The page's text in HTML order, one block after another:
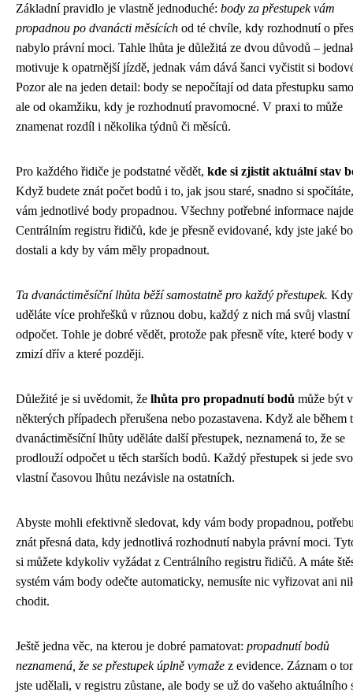
Základní pravidlo je vlastně jednoduché: body za přestupek vám
propadnou po dvanácti měsících od té chvíle, kdy rozhodnutí o
nabylo právní moci. Tahle lhůta je důležitá ze dvou důvodů –
motivuje k opatrnější jízdě, jednak vám dává šanci vyčistit si
Pozor ale na jeden detail: body se nepočítají od data přestupku
ale od okamžiku, kdy je rozhodnutí pravomocné. V praxi to může
znamenat rozdíl i několika týdnů či měsíců.
Pro každého řidiče je podstatné vědět, kde si zjistit aktuální stav
Když budete znát počet bodů i to, jak jsou staré, snadno si
vám jednotlivé body propadnou. Všechny potřebné informace
Centrálním registru řidičů, kde je přesně evidované, kdy jste jaké
dostali a kdy by vám měly propadnout.
Ta dvanáctiměsíční lhůta běží samostatně pro každý přestupek.
uděláte více prohřešků v různou dobu, každý z nich má svůj vlastní
odpočet. Tohle je dobré vědět, protože pak přesně víte, které body
zmizí dřív a které později.
Důležité je si uvědomit, že lhůta pro propadnutí bodů může být v
některých případech přerušena nebo pozastavena. Když ale během
dvanáctiměsíční lhůty uděláte další přestupek, neznamená to, že se
prodlouží odpočet u těch starších bodů. Každý přestupek si jede
vlastní časovou lhůtu nezávisle na ostatních.
Abyste mohli efektivně sledovat, kdy vám body propadnou,
znát přesná data, kdy jednotlivá rozhodnutí nabyla právní moci.
si můžete kdykoliv vyžádat z Centrálního registru řidičů. A máte
systém vám body odečte automaticky, nemusíte nic vyřizovat ani
chodit.
Ještě jedna věc, na kterou je dobré pamatovat: propadnutí bodů
neznamená, že se přestupek úplně vymaže z evidence. Záznam o
jste udělali, v registru zůstane, ale body se už do vašeho aktuálního